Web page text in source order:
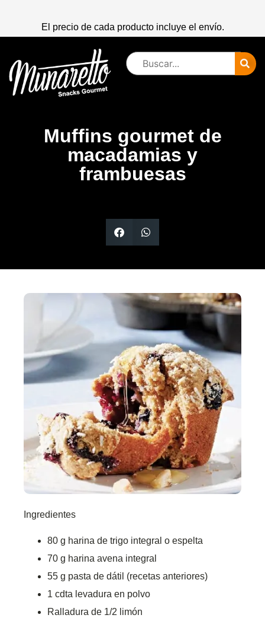
El precio de cada producto incluye el envío.
Muffins gourmet de
macadamias y
frambuesas
Ingredientes
80 g harina de trigo integral o espelta
70 g harina avena integral
55 g pasta de dátil (recetas anteriores)
1 cdta levadura en polvo
Ralladura de 1/2 limón